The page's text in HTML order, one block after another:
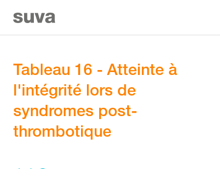
Tableau 16 - Atteinte à
l'intégrité lors de
syndromes post-
thrombotique